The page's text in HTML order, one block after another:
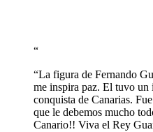
“
“La figura de Fernando
me inspira paz. El tuvo un
conquista de Canarias.
que le debemos mucho
Canario!! Viva el Rey